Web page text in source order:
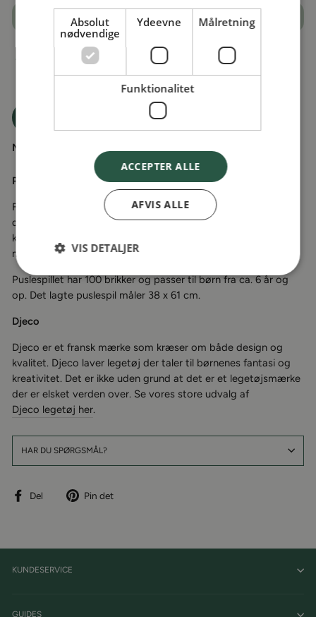
TILFØJ TIL KURV
Kan afhentes ved Gerritsgade 38, 5700 Svendborg
Normalt klar inden for 2 timer
Mål
Puslespil
Flot puslespil med 100 brikker der viser et verdenskort med
de dyr der er særlige i de enkelte lande. Puslespillet er lavet i
kraftigt pap og med et smukt tegnet motiv i flotte farver,
med masser at observere og snakke om.
Puslespillet har 100 brikker og passer til børn fra ca. 6 år og
op. Det lagte puslespil måler 38 x 61 cm.
Djeco
Djeco er et fransk mærke som kræser om både design og
kvalitet. Djeco laver legetøj der taler til børnenes fantasi og
kreativitet. Det er ikke uden grund at det er et legetøjsmærke
der er elsket verden over. Se vores store udvalg af
Djeco legetøj her.
HAR DU SPØRGSMÅL?
Del
Del
Pin det
KUNDESERVICE
GUIDES
Absolut
nødvendige
Ydeevne Målretning
Funktionalitet
ACCEPTER ALLE
AFVIS ALLE
VIS DETALJER